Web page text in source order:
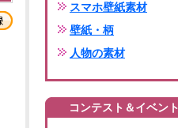
スマホ壁紙素材
壁紙・柄
人物の素材
コンテスト＆イベント